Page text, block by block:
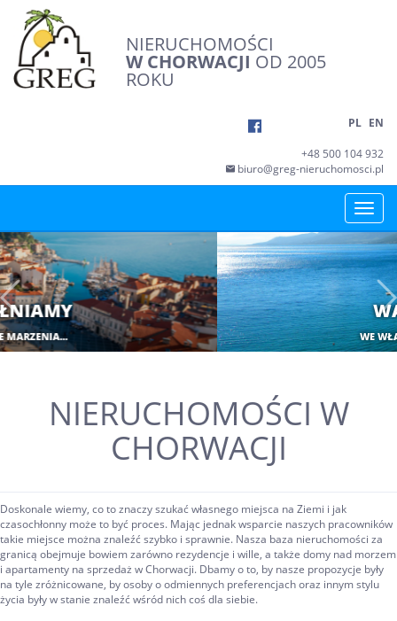
NIERUCHOMOŚCI
W CHORWACJI OD 2005
ROKU
PL EN
+48 500 104 932
biuro@greg-nieruchomosci.pl
Toggle
WAKACJE
WE WŁASNYM DOMU...
Previous
NIERUCHOMOŚCI W
CHORWACJI
Doskonale wiemy, co to znaczy szukać własnego miejsca na Ziemi i jak
czasochłonny może to być proces. Mając jednak wsparcie naszych pracowników
takie miejsce można znaleźć szybko i sprawnie. Nasza baza nieruchomości za
granicą obejmuje bowiem zarówno rezydencje i wille, a także domy nad morzem
i apartamenty na sprzedaż w Chorwacji. Dbamy o to, by nasze propozycje były
na tyle zróżnicowane, by osoby o odmiennych preferencjach oraz innym stylu
życia były w stanie znaleźć wśród nich coś dla siebie.